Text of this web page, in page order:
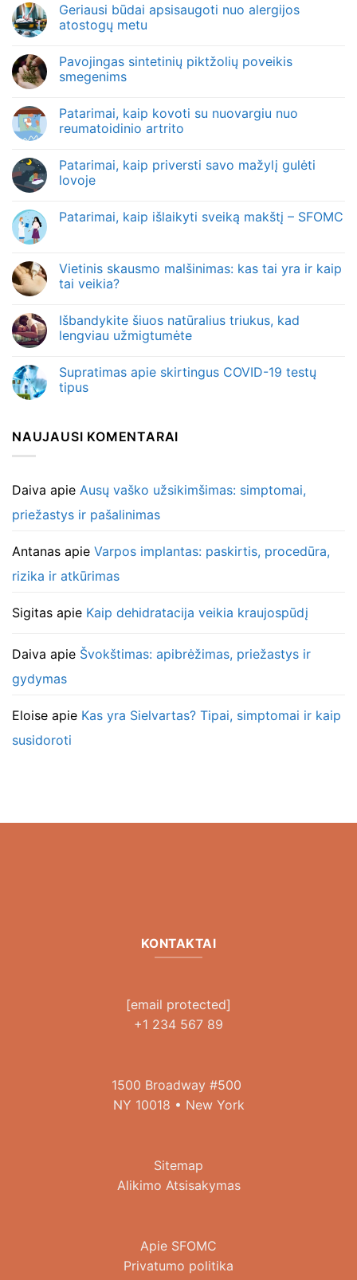
Geriausi būdai apsisaugoti nuo alergijos
atostogų metu
Pavojingas sintetinių piktžolių poveikis
smegenims
Patarimai, kaip kovoti su nuovargiu nuo
reumatoidinio artrito
Patarimai, kaip priversti savo mažylį gulėti
lovoje
Patarimai, kaip išlaikyti sveiką makštį – SFOMC
Vietinis skausmo malšinimas: kas tai yra ir kaip
tai veikia?
Išbandykite šiuos natūralius triukus, kad
lengviau užmigtumėte
Supratimas apie skirtingus COVID-19 testų
tipus
NAUJAUSI KOMENTARAI
Daiva apie Ausų vaško užsikimšimas: simptomai,
priežastys ir pašalinimas
Antanas apie Varpos implantas: paskirtis, procedūra,
rizika ir atkūrimas
Sigitas apie Kaip dehidratacija veikia kraujospūdį
Daiva apie Švokštimas: apibrėžimas, priežastys ir
gydymas
Eloise apie Kas yra Sielvartas? Tipai, simptomai ir kaip
susidoroti
KONTAKTAI
[email protected]
+1 234 567 89
1500 Broadway #500
NY 10018 • New York
Sitemap
Alikimo Atsisakymas
Apie SFOMC
Privatumo politika